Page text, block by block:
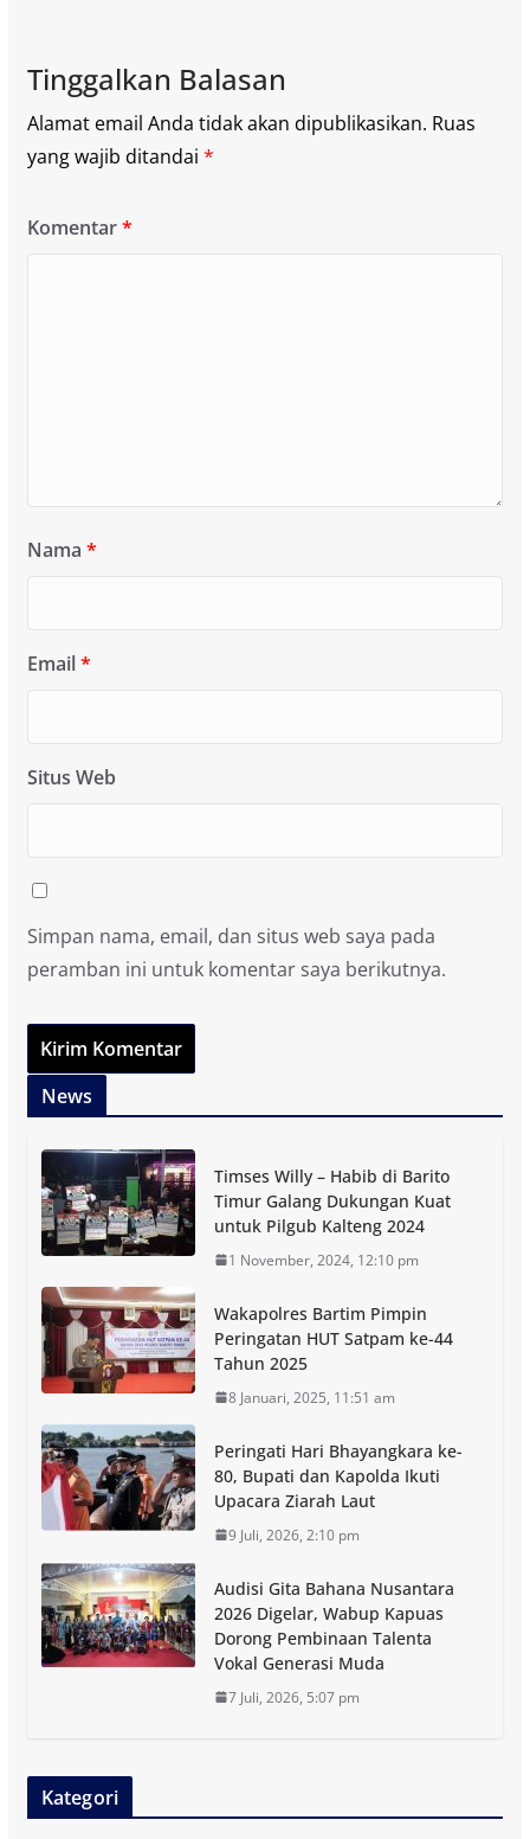
Tinggalkan Balasan
Alamat email Anda tidak akan dipublikasikan. Ruas
yang wajib ditandai *
Komentar*
Nama *
Email*
Situs Web
Simpan nama, email, dan situs web saya pada
peramban ini untuk komentar saya berikutnya.
News
Timses Willy – Habib di Barito
Timur Galang Dukungan Kuat
untuk Pilgub Kalteng 2024
1 November, 2024, 12:10 pm
Wakapolres Bartim Pimpin
Peringatan HUT Satpam ke-44
Tahun 2025
8 Januari, 2025, 11:51 am
Peringati Hari Bhayangkara ke-
80, Bupati dan Kapolda Ikuti
Upacara Ziarah Laut
9 Juli, 2026, 2:10 pm
Audisi Gita Bahana Nusantara
2026 Digelar, Wabup Kapuas
Dorong Pembinaan Talenta
Vokal Generasi Muda
7 Juli, 2026, 5:07 pm
Kategori